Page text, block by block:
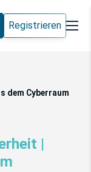
Registrieren
365
Media
dem Cyberraum
|